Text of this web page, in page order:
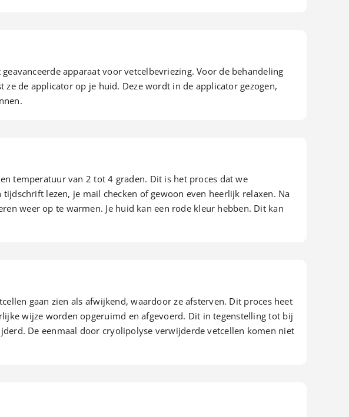
apparaat voor vetcelbevriezing. Voor de behandeling
de applicator op je huid. Deze wordt in de applicator gezogen,
temperatuur van 2 tot 4 graden. Dit is het proces dat we
lezen, je mail checken of gewoon even heerlijk relaxen. Na
weer op te warmen. Je huid kan een rode kleur hebben. Dit kan
gaan zien als afwijkend, waardoor ze afsterven. Dit proces heet
wijze worden opgeruimd en afgevoerd. Dit in tegenstelling tot bij
De eenmaal door cryolipolyse verwijderde vetcellen komen niet